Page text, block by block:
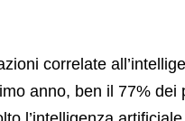
correlate
anno, ben il 77%